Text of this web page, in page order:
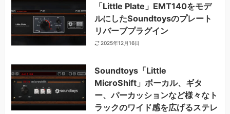
「Little Plate」EMT140をモデ
ルにしたSoundtoysのプレート
リバーブプラグイン
2025年12月16日
Soundtoys「Little
MicroShift」ボーカル、ギタ
ー、パーカッションなど様々なト
ラックのワイド感を広げるステレ